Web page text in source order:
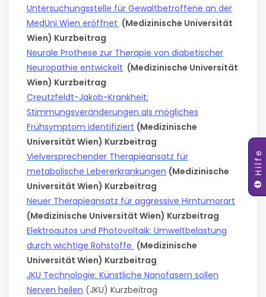
Hilfe
Untersuchungsstelle für Gewaltbetroffene an der
MedUni Wien eröffnet (Medizinische Universität
Wien) Kurzbeitrag
Neurale Prothese zur Therapie von diabetischer
Neuropathie entwickelt (Medizinische Universität
Wien) Kurzbeitrag
Creutzfeldt-Jakob-Krankheit:
Stimmungsveränderungen als mögliches
Frühsymptom identifiziert (Medizinische
Universität Wien) Kurzbeitrag
Vielversprechender Therapieansatz für
metabolische Lebererkrankungen (Medizinische
Universität Wien) Kurzbeitrag
Neuer Therapieansatz für aggressive Hirntumorart
(Medizinische Universität Wien) Kurzbeitrag
Elektroautos und Photovoltaik: Umweltbelastung
durch wichtige Rohstoffe (Medizinische
Universität Wien) Kurzbeitrag
JKU Technologie: Künstliche Nanofasern sollen
Nerven heilen (JKU) Kurzbeitrag